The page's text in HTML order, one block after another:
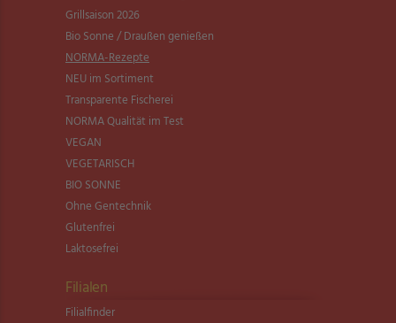
Grillsaison 2026
Bio Sonne / Draußen genießen
NORMA-Rezepte
NEU im Sortiment
Transparente Fischerei
NORMA Qualität im Test
VEGAN
VEGETARISCH
BIO SONNE
Ohne Gentechnik
Glutenfrei
Laktosefrei
Filialen
Filialfinder